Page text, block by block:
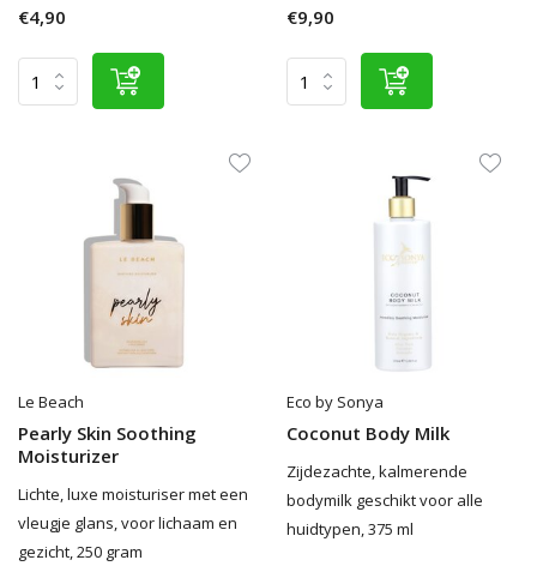
€4,90 €9,90
Le Beach
Pearly Skin Soothing
Moisturizer
Lichte, luxe moisturiser met een
vleugje glans, voor lichaam en
gezicht, 250 gram
Eco by Sonya
Coconut Body Milk
Zijdezachte, kalmerende
bodymilk geschikt voor alle
huidtypen, 375 ml